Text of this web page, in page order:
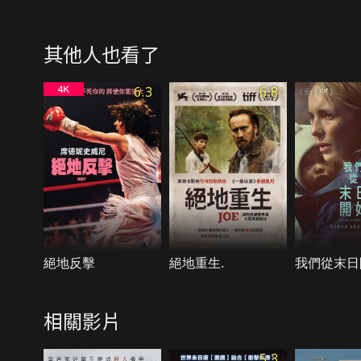
其他人也看了
6.3
絕地反擊
6.8
絕地重生. 我們從末
相關影片